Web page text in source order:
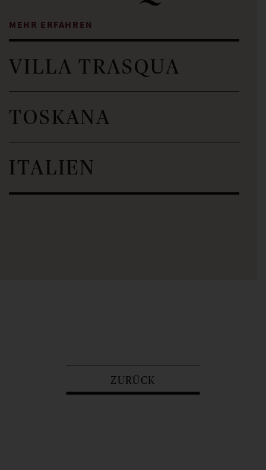
MEHR ERFAHREN
VILLA TRASQUA
TOSKANA
ITALIEN
ZURÜCK